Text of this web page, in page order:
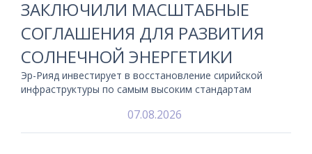
ЗАКЛЮЧИЛИ МАСШТАБНЫЕ
СОГЛАШЕНИЯ ДЛЯ РАЗВИТИЯ
СОЛНЕЧНОЙ ЭНЕРГЕТИКИ
Эр-Рияд инвестирует в восстановление сирийской
инфраструктуры по самым высоким стандартам
07.08.2026